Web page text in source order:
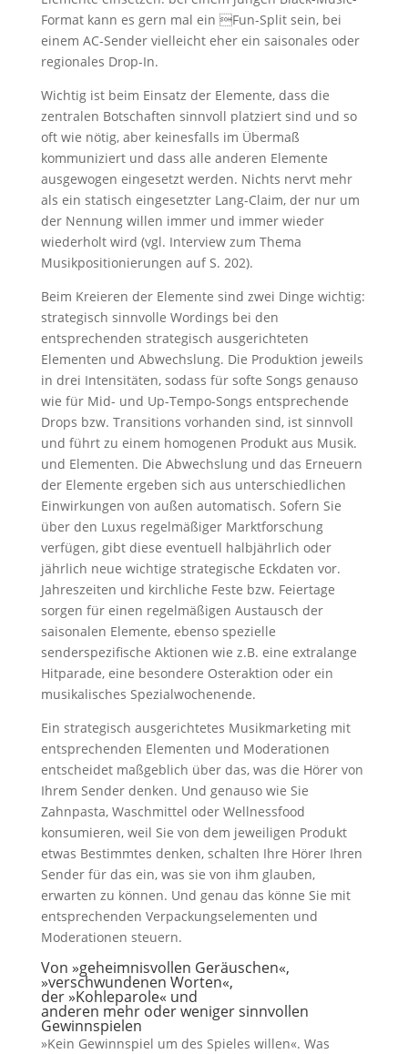
Format kann es gern mal ein Fun-Split sein, bei
einem AC-Sender vielleicht eher ein saisonales oder
regionales Drop-In.
Wichtig ist beim Einsatz der Elemente, dass die
zentralen Botschaften sinnvoll platziert sind und so
oft wie nötig, aber keinesfalls im Übermaß
kommuniziert und dass alle anderen Elemente
ausgewogen eingesetzt werden. Nichts nervt mehr
als ein statisch eingesetzter Lang-Claim, der nur um
der Nennung willen immer und immer wieder
wiederholt wird (vgl. Interview zum Thema
Musikpositionierungen auf S. 202).
Beim Kreieren der Elemente sind zwei Dinge wichtig:
strategisch sinnvolle Wordings bei den
entsprechenden strategisch ausgerichteten
Elementen und Abwechslung. Die Produktion jeweils
in drei Intensitäten, sodass für softe Songs genauso
wie für Mid- und Up-Tempo-Songs entsprechende
Drops bzw. Transitions vorhanden sind, ist sinnvoll
und führt zu einem homogenen Produkt aus Musik.
und Elementen. Die Abwechslung und das Erneuern
der Elemente ergeben sich aus unterschiedlichen
Einwirkungen von außen automatisch. Sofern Sie
über den Luxus regelmäßiger Marktforschung
verfügen, gibt diese eventuell halbjährlich oder
jährlich neue wichtige strategische Eckdaten vor.
Jahreszeiten und kirchliche Feste bzw. Feiertage
sorgen für einen regelmäßigen Austausch der
saisonalen Elemente, ebenso spezielle
senderspezifische Aktionen wie z.B. eine extralange
Hitparade, eine besondere Osteraktion oder ein
musikalisches Spezialwochenende.
Ein strategisch ausgerichtetes Musikmarketing mit
entsprechenden Elementen und Moderationen
entscheidet maßgeblich über das, was die Hörer von
Ihrem Sender denken. Und genauso wie Sie
Zahnpasta, Waschmittel oder Wellnessfood
konsumieren, weil Sie von dem jeweiligen Produkt
etwas Bestimmtes denken, schalten Ihre Hörer Ihren
Sender für das ein, was sie von ihm glauben,
erwarten zu können. Und genau das könne Sie mit
entsprechenden Verpackungselementen und
Moderationen steuern.
Von »geheimnisvollen Geräuschen«,
»verschwundenen Worten«,
der »Kohleparole« und
anderen mehr oder weniger sinnvollen
Gewinnspielen
»Kein Gewinnspiel um des Spieles willen«. Was